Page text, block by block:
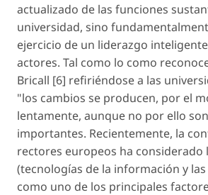
actualizado de las funciones
universidad, sino
ejercicio de un liderazgo inteligente
actores. Tal como lo como
Bricall [6] refiriéndose a las
"los cambios se producen, por el
lentamente, aunque no por ello
importantes. Recientemente, la
rectores europeos ha considerado
(tecnologías de la información y
como uno de los principales